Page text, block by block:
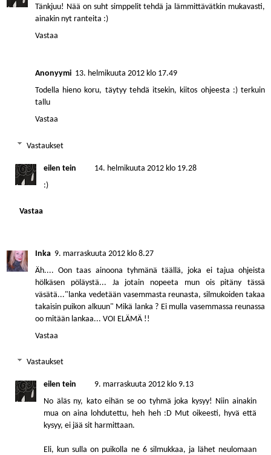
Tänkjuu! Nää on suht simppelit tehdä ja lämmittävätkin mukavasti,
ainakin nyt ranteita :)
Vastaa
Anonyymi 13. helmikuuta 2012 klo 17.49
Todella hieno koru, täytyy tehdä itsekin, kiitos ohjeesta :) terkuin
tallu
Vastaa
Vastaukset
eilen tein
14. helmikuuta 2012 klo 19.28
:)
Vastaa
Inka 9. marraskuuta 2012 klo 8.27
Äh.... Oon taas ainoona tyhmänä täällä, joka ei tajua ohjeista
hölkäsen pöläystä... Ja jotain nopeeta mun ois pitäny tässä
väsätä..."lanka vedetään vasemmasta reunasta, silmukoiden takaa
takaisin puikon alkuun" Mikä lanka ? Ei mulla vasemmassa reunassa
oo mitään lankaa... VOI ELÄMÄ !!
Vastaa
Vastaukset
eilen tein
9. marraskuuta 2012 klo 9.13
No äläs ny, kato eihän se oo tyhmä joka kysyy! Niin ainakin
mua on aina lohdutettu, heh heh :D Mut oikeesti, hyvä että
kysyy, ei jää sit harmittaan.
Eli, kun sulla on puikolla ne 6 silmukkaa, ja lähet neulomaan